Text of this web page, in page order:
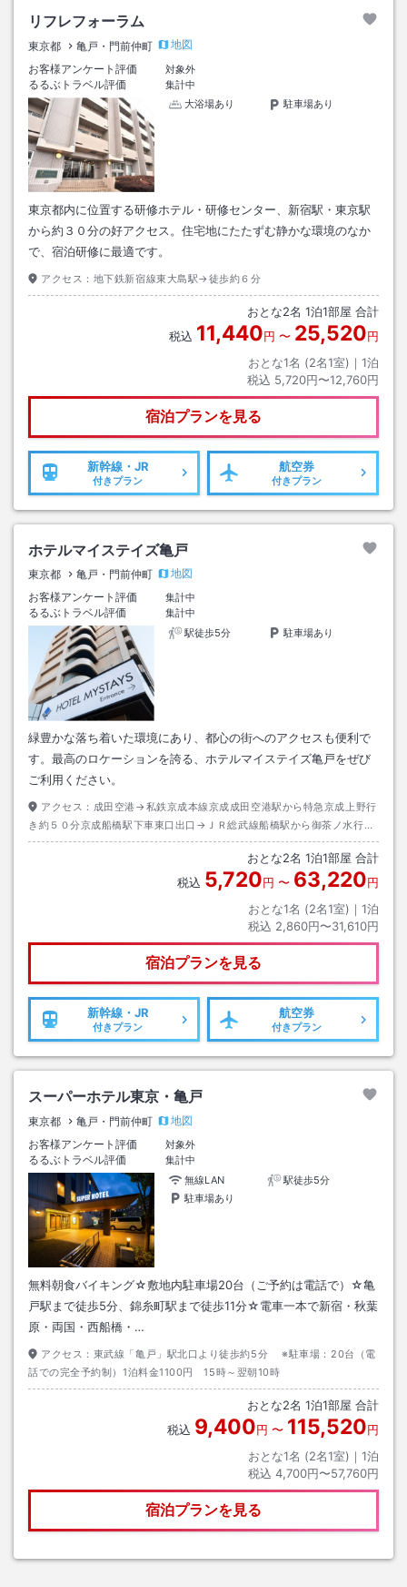
リフレフォーラム
東京都 亀戸・門前仲町
地図
お客様アンケート評価
対象外
るるぶトラベル評価
集計中
大浴場あり
駐車場あり
東京都内に位置する研修ホテル・研修センター、新宿駅・東京駅
から約３０分の好アクセス。住宅地にたたずむ静かな環境のなか
で、宿泊研修に最適です。
アクセス： 地下鉄新宿線東大島駅→徒歩約６分
おとな2名 1泊1部屋 合計
税込 11,440円 〜 25,520円
おとな1名 (2名1室)｜ 1泊
税込 5,720円〜12,760円
宿泊プランを見る
新幹線・JR
付きプラン
航空券
付きプラン
ホテルマイステイズ亀戸
東京都 亀戸・門前仲町
地図
お客様アンケート評価
集計中
るるぶトラベル評価
集計中
駅徒歩5分
駐車場あり
緑豊かな落ち着いた環境にあり、都心の街へのアクセスも便利で
す。最高のロケーションを誇る、ホテルマイステイズ亀戸をぜび
ご利用ください。
アクセス： 成田空港→私鉄京成本線京成成田空港駅から特急京成上野行
き約５０分京成船橋駅下車東口出口→ＪＲ総武線船橋駅から御茶ノ水行き
約２３分亀戸駅下車東口出口→徒歩約５分またはタクシー約３分
おとな2名 1泊1部屋 合計
税込 5,720円 〜 63,220円
おとな1名 (2名1室)｜ 1泊
税込 2,860円〜31,610円
宿泊プランを見る
新幹線・JR
付きプラン
航空券
付きプラン
スーパーホテル東京・亀戸
東京都 亀戸・門前仲町
地図
お客様アンケート評価
対象外
るるぶトラベル評価
集計中
無線LAN
駅徒歩5分
駐車場あり
無料朝食バイキング☆敷地内駐車場20台（ご予約は電話で）☆亀
戸駅まで徒歩5分、錦糸町駅まで徒歩11分☆電車一本で新宿・秋葉
原・両国・西船橋・…
アクセス： 東武線「亀戸」駅北口より徒歩約5分 ※駐車場：20台（電
話での完全予約制）1泊料金1100円 15時～翌朝10時
おとな2名 1泊1部屋 合計
税込 9,400円 〜 115,520円
おとな1名 (2名1室)｜ 1泊
税込 4,700円〜57,760円
宿泊プランを見る